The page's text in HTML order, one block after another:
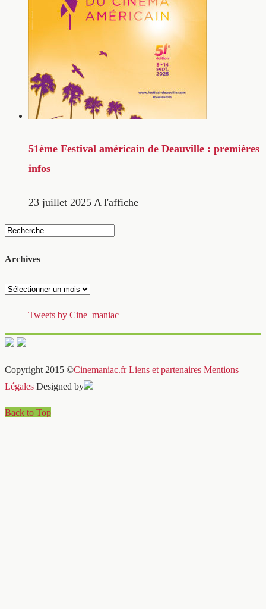
51ème Festival américain de Deauville : premières
infos
23 juillet 2025 A l'affiche
Archives
Archives
Tweets by Cine_maniac
Copyright 2015 ©Cinemaniac.fr Liens et partenaires Mentions
Légales Designed by
Back to Top